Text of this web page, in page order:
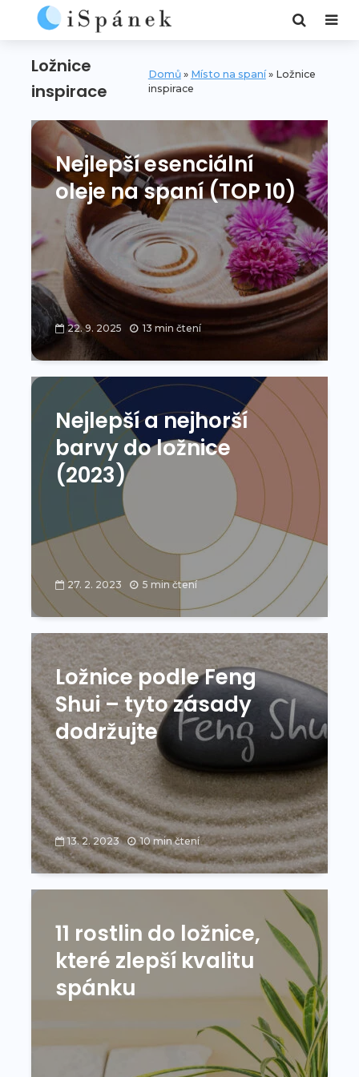
Ložnice
inspirace
Domů» Místo na spaní» Ložnice
inspirace
Nejlepší esenciální
oleje na spaní (TOP 10)
22. 9. 2025 13 min čtení
Nejlepší a nejhorší
barvy do ložnice
(2023)
27. 2. 2023 5 min čtení
Ložnice podle Feng
Shui – tyto zásady
dodržujte
13. 2. 2023 10 min čtení
11 rostlin do ložnice,
které zlepší kvalitu
spánku